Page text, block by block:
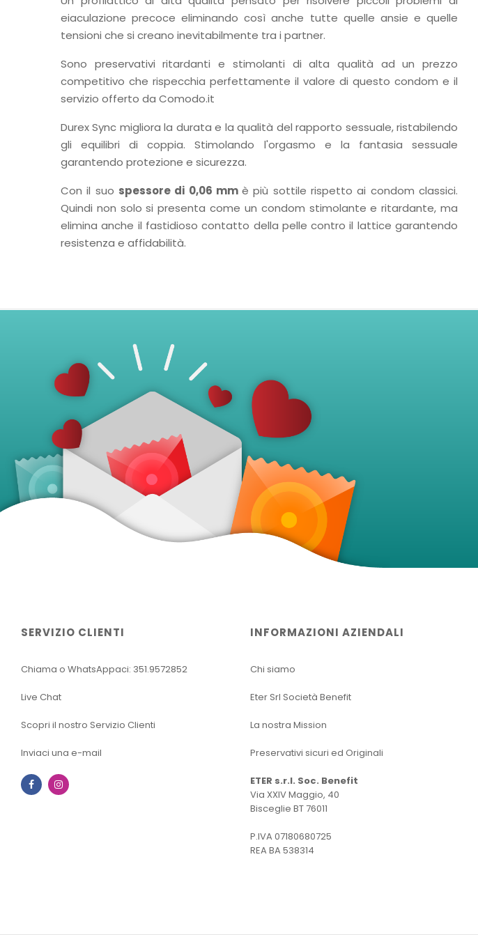
eiaculazione precoce eliminando così anche tutte quelle ansie e quelle
tensioni che si creano inevitabilmente tra i partner.
Sono preservativi ritardanti e stimolanti di alta qualità ad un prezzo
competitivo che rispecchia perfettamente il valore di questo condom e il
servizio offerto da Comodo.it
Durex Sync migliora la durata e la qualità del rapporto sessuale, ristabilendo
gli equilibri di coppia. Stimolando l'orgasmo e la fantasia sessuale
garantendo protezione e sicurezza.
Con il suo spessore di 0,06 mmè più sottile rispetto ai condom classici.
Quindi non solo si presenta come un condom stimolante e ritardante, ma
elimina anche il fastidioso contatto della pelle contro il lattice garantendo
resistenza e affidabilità.
SERVIZIO CLIENTI
Chiama o WhatsAppaci: 351.9572852
Live Chat
Scopri il nostro Servizio Clienti
Inviaci una e-mail
Facebook
INFORMAZIONI AZIENDALI
Chi siamo
Eter Srl Società Benefit
La nostra Mission
Preservativi sicuri ed Originali
ETER s.r.l. Soc. Benefit
Via XXIV Maggio, 40
Bisceglie BT 76011
P.IVA 07180680725
REA BA 538314